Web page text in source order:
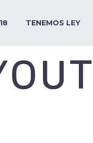
TENEMOS LEY